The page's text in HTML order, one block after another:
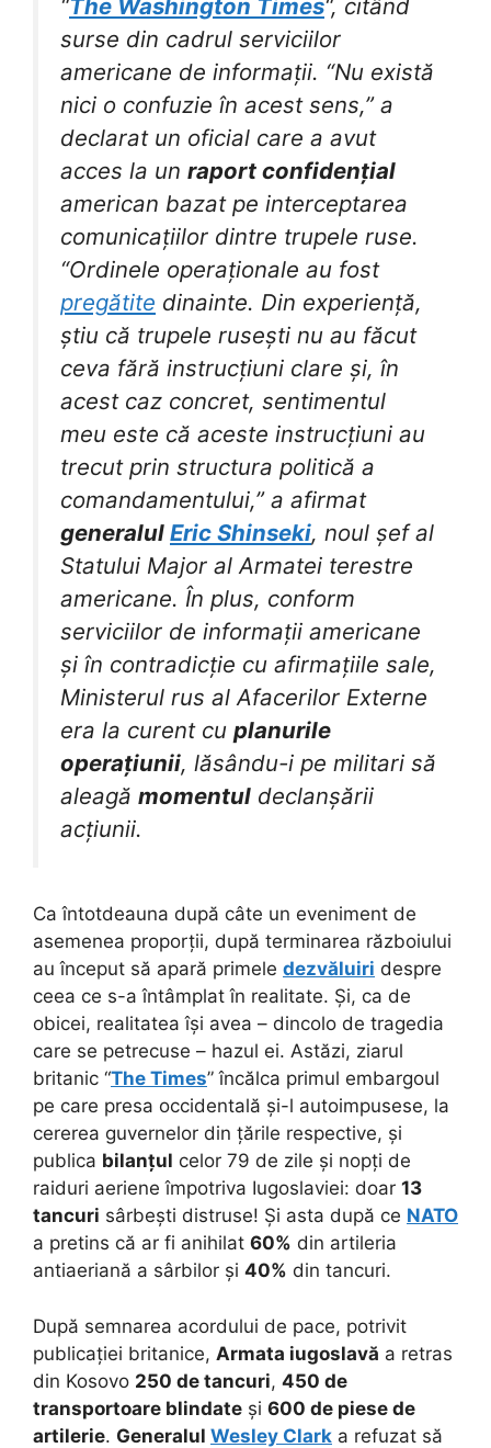
“The Washington Times“, citând
surse din cadrul serviciilor
americane de informații. “Nu există
nici o confuzie în acest sens,” a
declarat un oficial care a avut
acces la un raport confidențial
american bazat pe interceptarea
comunicațiilor dintre trupele ruse.
“Ordinele operaționale au fost
pregătite dinainte. Din experiență,
știu că trupele rusești nu au făcut
ceva fără instrucțiuni clare și, în
acest caz concret, sentimentul
meu este că aceste instrucțiuni au
trecut prin structura politică a
comandamentului,” a afirmat
generalul Eric Shinseki, noul șef al
Statului Major al Armatei terestre
americane. În plus, conform
serviciilor de informații americane
și în contradicție cu afirmațiile sale,
Ministerul rus al Afacerilor Externe
era la curent cu planurile
operațiunii, lăsându-i pe militari să
aleagă momentul declanșării
acțiunii.
Ca întotdeauna după câte un eveniment de
asemenea proporții, după terminarea războiului
au început să apară primele dezvăluiri despre
ceea ce s-a întâmplat în realitate. Și, ca de
obicei, realitatea își avea – dincolo de tragedia
care se petrecuse – hazul ei. Astăzi, ziarul
britanic “The Times” încălca primul embargoul
pe care presa occidentală și-l autoimpusese, la
cererea guvernelor din țările respective, și
publica bilanțul celor 79 de zile și nopți de
raiduri aeriene împotriva Iugoslaviei: doar 13
tancuri sârbești distruse! Și asta după ce NATO
a pretins că ar fi anihilat 60% din artileria
antiaeriană a sârbilor și 40% din tancuri.
După semnarea acordului de pace, potrivit
publicației britanice, Armata iugoslavă a retras
din Kosovo 250 de tancuri, 450 de
transportoare blindate și 600 de piese de
artilerie. Generalul Wesley Clark a refuzat să